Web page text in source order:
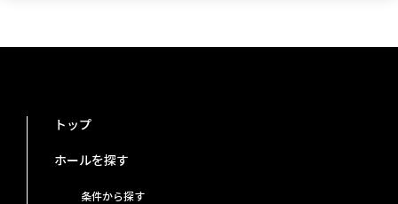
トップ
ホールを探す
条件から探す